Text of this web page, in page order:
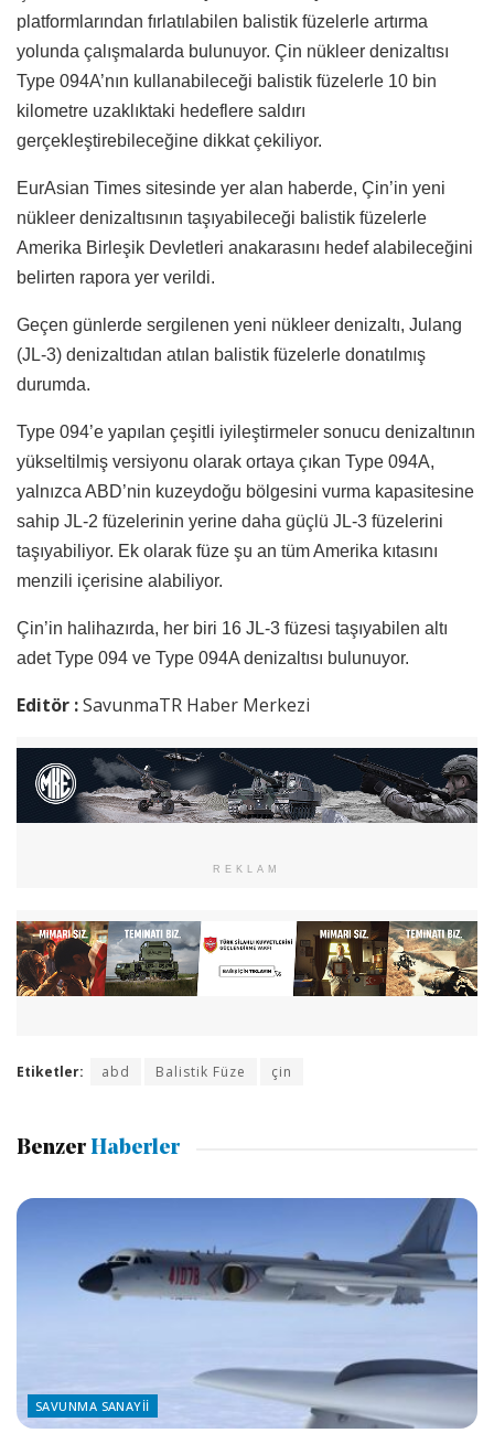
platformlarından fırlatılabilen balistik füzelerle artırma
yolunda çalışmalarda bulunuyor. Çin nükleer denizaltısı
Type 094A’nın kullanabileceği balistik füzelerle 10 bin
kilometre uzaklıktaki hedeflere saldırı
gerçekleştirebileceğine dikkat çekiliyor.
EurAsian Times sitesinde yer alan haberde, Çin’in yeni
nükleer denizaltısının taşıyabileceği balistik füzelerle
Amerika Birleşik Devletleri anakarasını hedef alabileceğini
belirten rapora yer verildi.
Geçen günlerde sergilenen yeni nükleer denizaltı, Julang
(JL-3) denizaltıdan atılan balistik füzelerle donatılmış
durumda.
Type 094’e yapılan çeşitli iyileştirmeler sonucu denizaltının
yükseltilmiş versiyonu olarak ortaya çıkan Type 094A,
yalnızca ABD’nin kuzeydoğu bölgesini vurma kapasitesine
sahip JL-2 füzelerinin yerine daha güçlü JL-3 füzelerini
taşıyabiliyor. Ek olarak füze şu an tüm Amerika kıtasını
menzili içerisine alabiliyor.
Çin’in halihazırda, her biri 16 JL-3 füzesi taşıyabilen altı
adet Type 094 ve Type 094A denizaltısı bulunuyor.
Editör :SavunmaTR Haber Merkezi
REKLAM
Etiketler: abd Balistik Füze çin
Benzer Haberler
SAVUNMA SANAYII